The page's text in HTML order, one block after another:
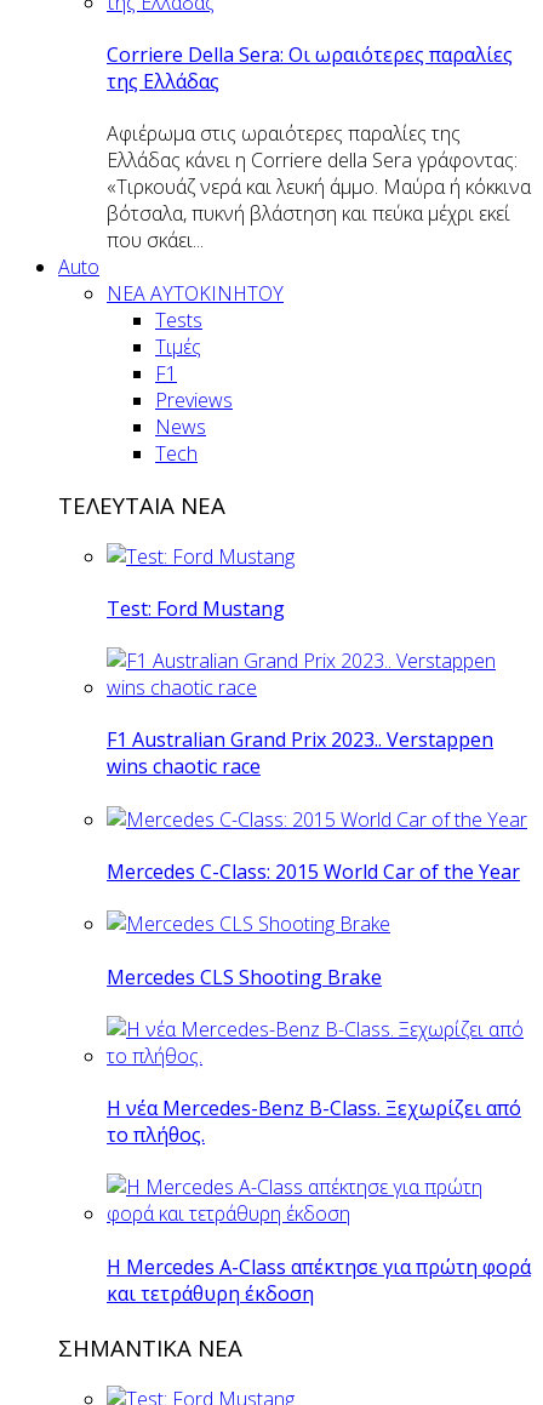
Corriere Della Sera: Οι ωραιότερες παραλίες
της Ελλάδας
Αφιέρωμα στις ωραιότερες παραλίες της
Ελλάδας κάνει η Corriere della Sera γράφοντας:
«Τιρκουάζ νερά και λευκή άμμο. Μαύρα ή κόκκινα
βότσαλα, πυκνή βλάστηση και πεύκα μέχρι εκεί
που σκάει...
Auto
NEA AYTOKINHTOY
Tests
Τιμές
F1
Previews
News
Tech
ΤΕΛΕΥΤΑΙΑ ΝΕΑ
Test: Ford Mustang
F1 Australian Grand Prix 2023.. Verstappen
wins chaotic race
Mercedes C-Class: 2015 World Car of the Year
Mercedes CLS Shooting Brake
Η νέα Mercedes-Benz B-Class. Ξεχωρίζει από
το πλήθος.
H Mercedes Α-Class απέκτησε για πρώτη φορά
και τετράθυρη έκδοση
ΣΗΜΑΝΤΙΚΑ ΝΕΑ